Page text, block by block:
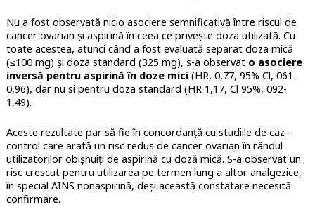
Nu a fost observată nicio asociere semnificativă între riscul de
cancer ovarian și aspirină în ceea ce privește doza utilizată. Cu
toate acestea, atunci când a fost evaluată separat doza mică
(≤100 mg) și doza standard (325 mg), s-a observat o asociere
inversă pentru aspirină în doze mici(HR, 0,77, 95% Cl, 061-
0,96), dar nu si pentru doza standard (HR 1,17, Cl 95%, 092-
1,49).
Aceste rezultate par să fie în concordanță cu studiile de caz-
control care arată un risc redus de cancer ovarian în rândul
utilizatorilor obișnuiți de aspirină cu doză mică. S-a observat un
risc crescut pentru utilizarea pe termen lung a altor analgezice,
în special AINS nonaspirină, deși această constatare necesită
confirmare.